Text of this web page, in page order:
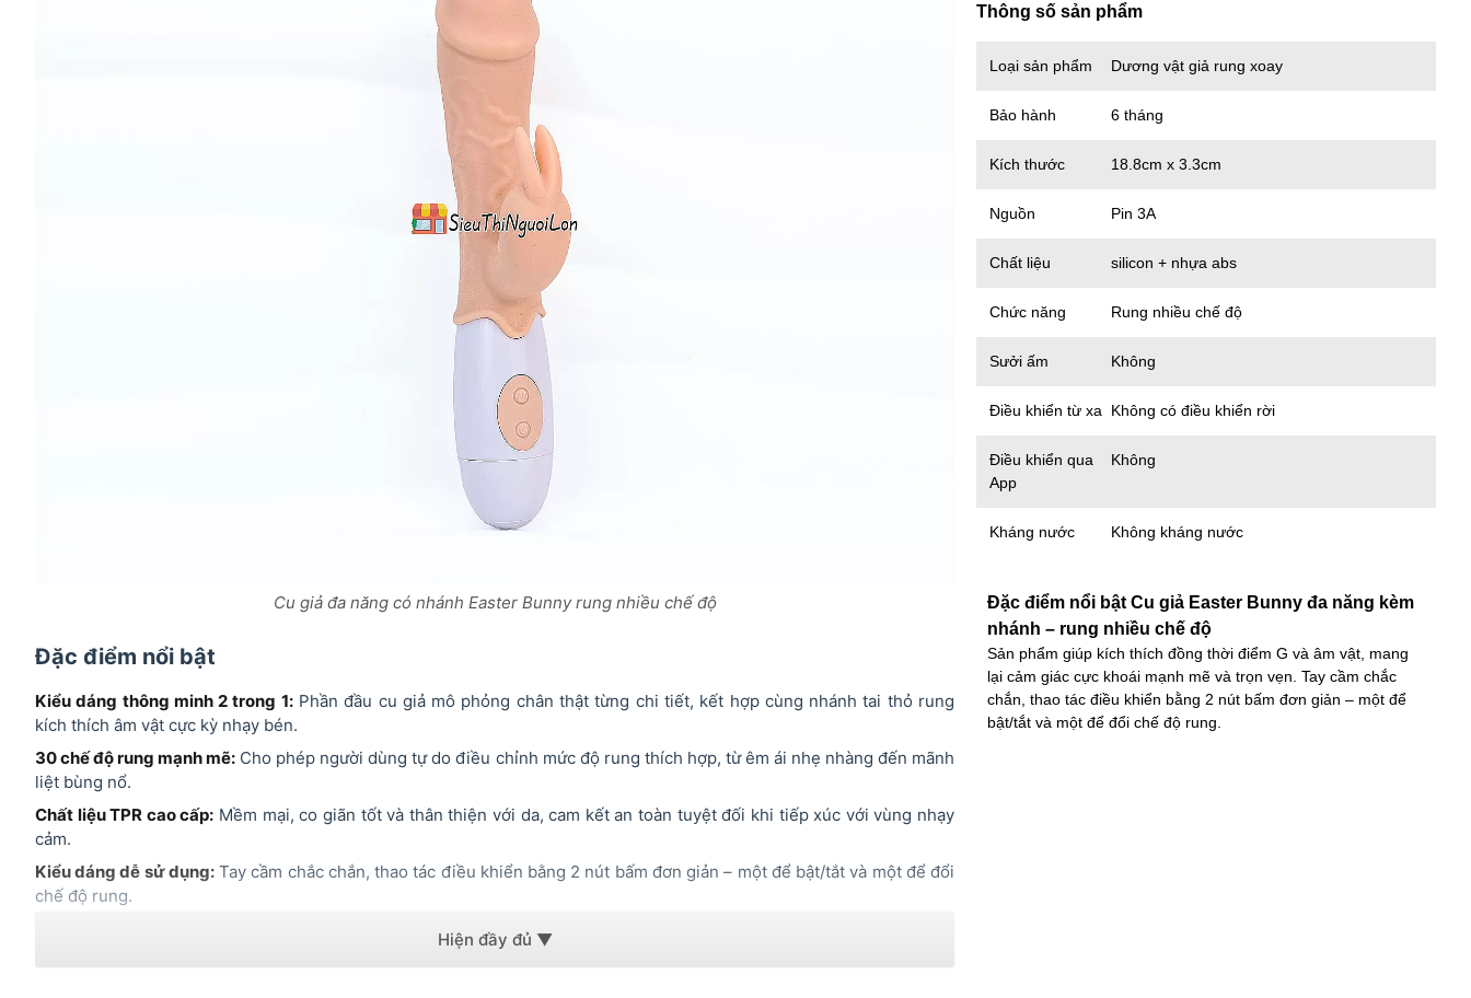
Thông số sản phẩm
Loại sản phẩm Dương vật giả rung xoay
Bảo hành 6 tháng
Kích thước 18.8cm x 3.3cm
Nguồn Pin 3A
Chất liệu silicon + nhựa abs
Chức năng Rung nhiều chế độ
Sưởi ấm Không
Điều khiển từ xa Không có điều khiển rời
Điều khiển qua
App
Không
Kháng nước Không kháng nước
Đặc điểm nổi bật Cu giả Easter Bunny đa năng kèm
nhánh – rung nhiều chế độ
Sản phẩm giúp kích thích đồng thời điểm G và âm vật, mang
lại cảm giác cực khoái mạnh mẽ và trọn vẹn. Tay cầm chắc
chắn, thao tác điều khiển bằng 2 nút bấm đơn giản – một để
bật/tắt và một để đổi chế độ rung.
Cu giả đa năng có nhánh Easter Bunny rung nhiều chế độ
Đặc điểm nổi bật
Kiểu dáng thông minh 2 trong 1:Phần đầu cu giả mô phỏng chân thật từng chi tiết, kết hợp cùng nhánh tai thỏ rung
kích thích âm vật cực kỳ nhạy bén.
30 chế độ rung mạnh mẽ: Cho phép người dùng tự do điều chỉnh mức độ rung thích hợp, từ êm ái nhẹ nhàng đến mãnh
liệt bùng nổ.
Chất liệu TPR cao cấp: Mềm mại, co giãn tốt và thân thiện với da, cam kết an toàn tuyệt đối khi tiếp xúc với vùng nhạy
cảm.
Kiểu dáng dễ sử dụng:Tay cầm chắc chắn, thao tác điều khiển bằng 2 nút bấm đơn giản – một để bật/tắt và một để đổi
chế độ rung.
Hoạt động dưới 60dB, cam kết sự riêng tư tối đa trong mọi không gian.